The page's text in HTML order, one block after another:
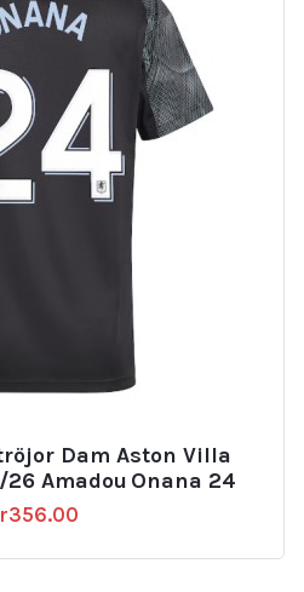
Dam Aston Villa
Amadou Onana 24
356.00